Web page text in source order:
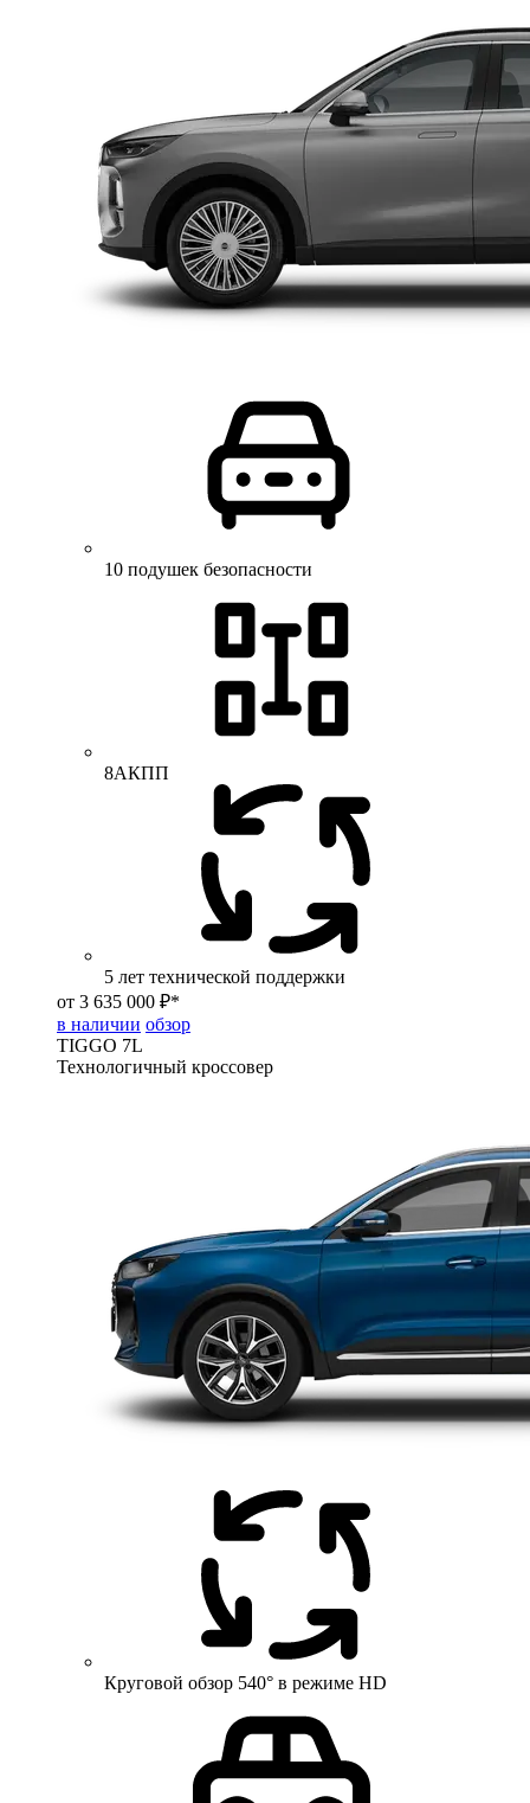
10 подушек безопасности
8АКПП
5 лет технической поддержки
от 3 635 000 ₽*
в наличии обзор
TIGGO 7L
Технологичный кроссовер
Круговой обзор 540° в режиме HD